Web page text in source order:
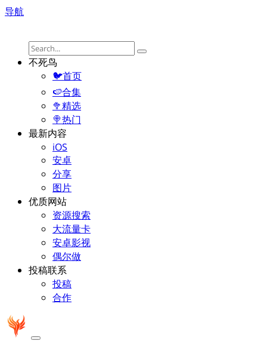
导航
不死鸟
🐦首页
🍉合集
🥦精选
🍭热门
最新内容
iOS
安卓
分享
图片
优质网站
资源搜索
大流量卡
安卓影视
偶尔做
投稿联系
投稿
合作